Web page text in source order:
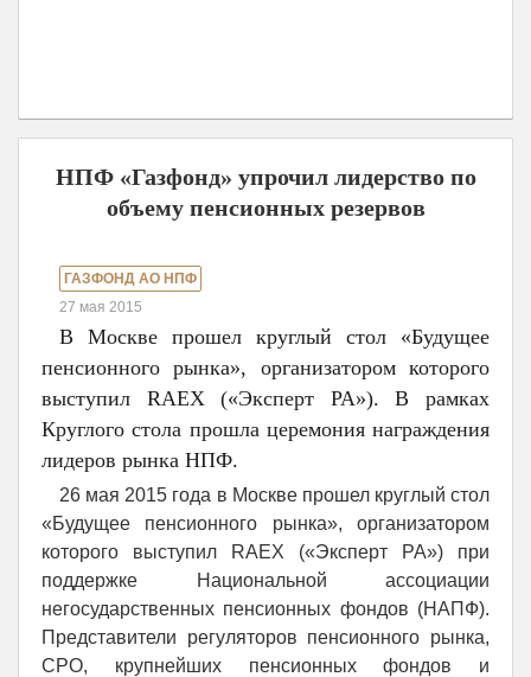
НПФ «Газфонд» упрочил лидерство по
объему пенсионных резервов
ГАЗФОНД АО НПФ
27 мая 2015
В Москве прошел круглый стол «Будущее
пенсионного рынка», организатором которого
выступил RAEX («Эксперт РА»). В рамках
Круглого стола прошла церемония награждения
лидеров рынка НПФ.
26 мая 2015 года в Москве прошел круглый стол
«Будущее пенсионного рынка», организатором
которого выступил RAEX («Эксперт РА») при
поддержке Национальной ассоциации
негосударственных пенсионных фондов (НАПФ).
Представители регуляторов пенсионного рынка,
СРО, крупнейших пенсионных фондов и